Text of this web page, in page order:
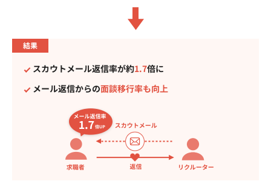
結果
スカウトメール返信率が約1.7倍に
メール返信からの面談移行率も向上